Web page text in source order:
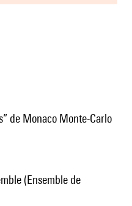
de Monaco Monte-Carlo
(Ensemble de